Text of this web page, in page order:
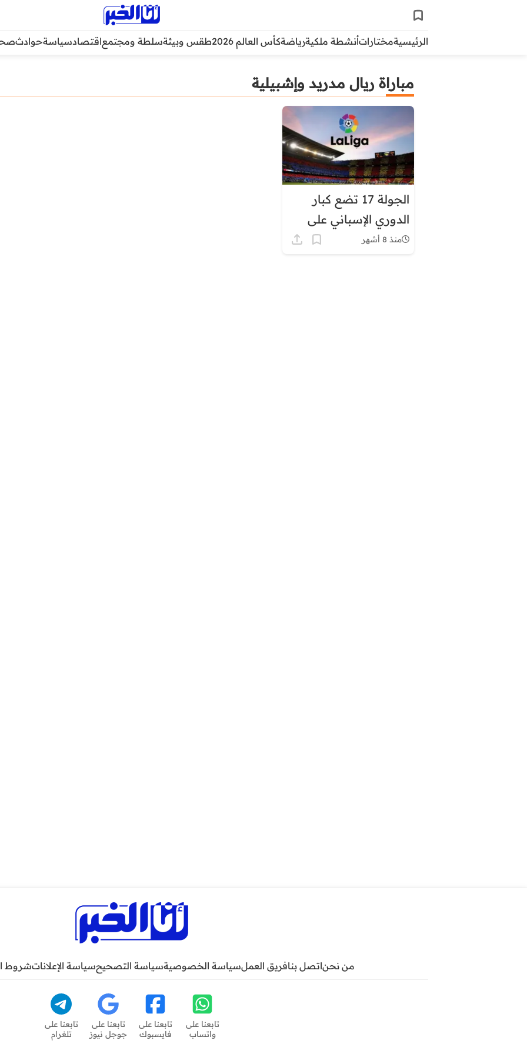
الرئيسيةمختاراتأنشطة ملكيةرياضةكأس العالم 2026 طقس وبيئةسلطة ومجتمعاقتصادسياسةحوادث
مباراة ريال مدريد وإشبيلية
الجولة 17 تضع كبار
الدوري الإسباني على
المحك.. البرنامج كاملا
منذ 8 أشهر
من نحناتصل بنافريق العملسياسة الخصوصيةسياسة التصحيحسياسة الإعلاناتشروط
تابعنا على
واتساب
تابعنا على
فايسبوك
تابعنا على
جوجل نيوز
تابعنا على
تلغرام